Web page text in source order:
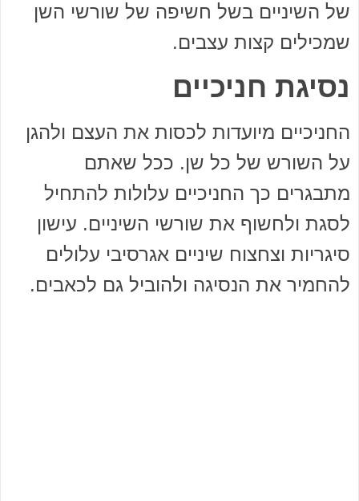
של השיניים בשל חשיפה של שורשי השן
שמכילים קצות עצבים.
נסיגת חניכיים
החניכיים מיועדות לכסות את העצם ולהגן
על השורש של כל שן. ככל שאתם
מתבגרים כך החניכיים עלולות להתחיל
לסגת ולחשוף את שורשי השיניים. עישון
סיגריות וצחצוח שיניים אגרסיבי עלולים
להחמיר את הנסיגה ולהוביל גם לכאבים.